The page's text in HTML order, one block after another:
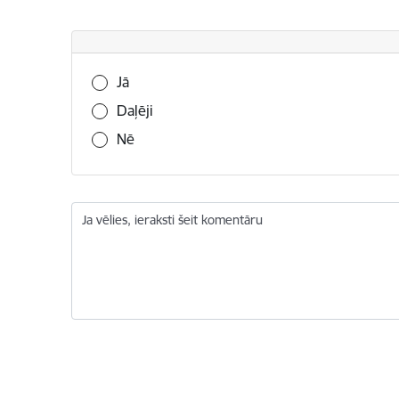
Vai šī informācija bija noderīga?
Jā
Daļēji
Nē
Ja vēlies, ieraksti šeit komentāru